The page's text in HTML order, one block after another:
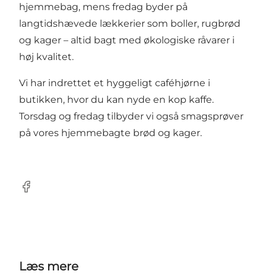
hjemmebag, mens fredag byder på
langtidshævede lækkerier som boller, rugbrød
og kager – altid bagt med økologiske råvarer i
høj kvalitet.
Vi har indrettet et hyggeligt caféhjørne i
butikken, hvor du kan nyde en kop kaffe.
Torsdag og fredag tilbyder vi også smagsprøver
på vores hjemmebagte brød og kager.
Facebook
Læs mere